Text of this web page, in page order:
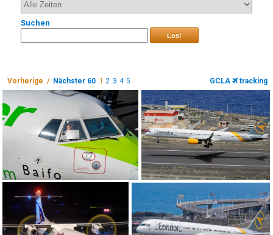
Suchen
Los!
Vorherige / Nächster 60 1 2 3 4 5 GCLA tracking